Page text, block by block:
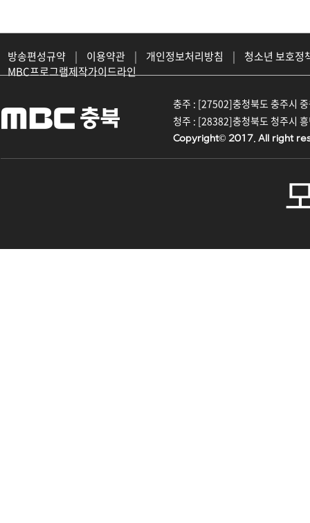
방송편성규약 | 이용약관 | 개인정보처리방침 |
청소년 보호정
MBC프로그램제작가이드라인
충주 : [27502]충청북도 충주시
청주 : [28382]충청북도 청주시
Copyright© 2017. All right